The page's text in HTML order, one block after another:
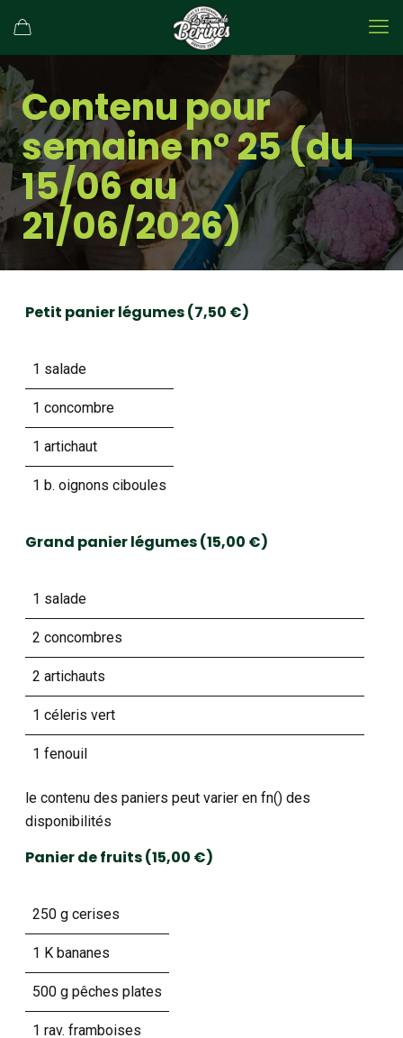
Contenu pour
semaine n° 25 (du
15/06 au
21/06/2026)
Petit panier légumes (7,50 €)
1 salade
1 concombre
1 artichaut
1 b. oignons ciboules
Grand panier légumes (15,00 €)
1 salade
2 concombres
2 artichauts
1 céleris vert
1 fenouil
le contenu des paniers peut varier en fn() des
disponibilités
Panier de fruits(15,00 €)
250 g cerises
1 K bananes
500 g pêches plates
1 rav. framboises